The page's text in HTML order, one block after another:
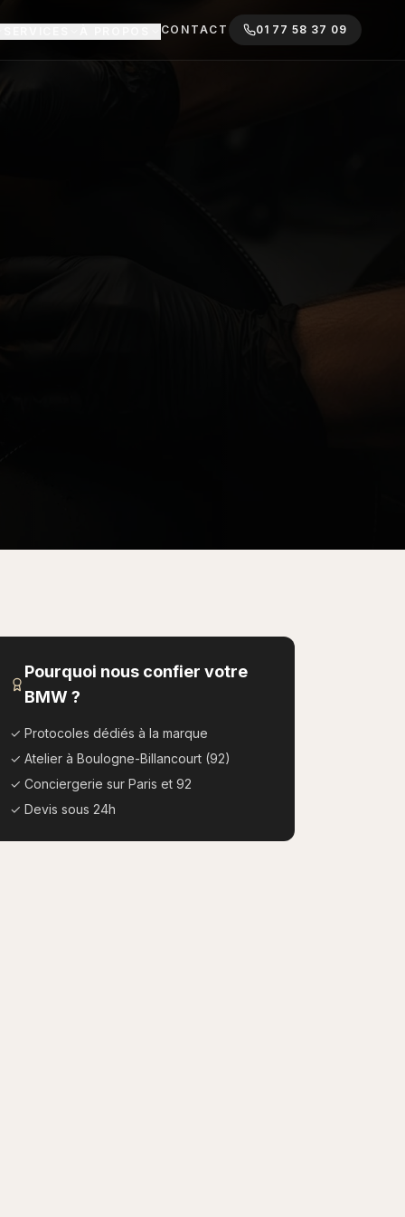
CONTACT 01 77 58 37 09
Pourquoi nous confier votre
BMW?
✓ Protocoles dédiés à la marque
✓ Atelier à Boulogne-Billancourt (92)
✓ Conciergerie sur Paris et 92
✓ Devis sous 24h